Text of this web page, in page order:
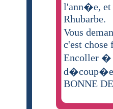
l'ann�e, et
Rhubarbe.
Vous
c'est chose
Encoller �
d�coup�e
BONNE